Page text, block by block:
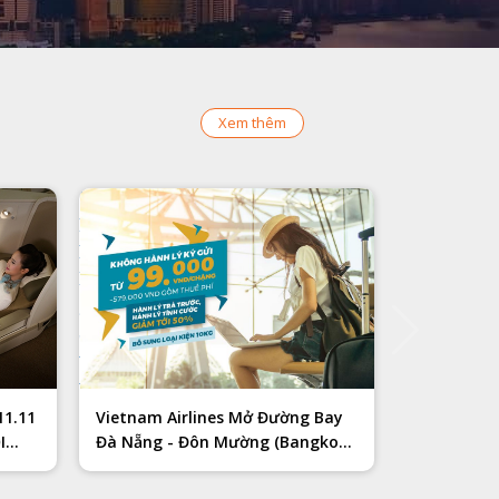
Xem thêm
vé
tất cả
tế.
phá
Vietnam Airlines hân hạnh triển
khai mức giá vé ưu đãi đặc biệt cho
hành khách trên đường bay Đà
Nẵng - Đôn Mường (Bangkok), với
giá chỉ từ 140 USD (tương đương
3.199.000 VND, đã bao gồm thuế
và phí). Hãy cùng tìm hiểu chi tiết
về chương trình:
Vietnam Airlines Mở Đường Bay
Đà Nẵng - Đôn Mường (Bangkok)
Chỉ với 140 USD;